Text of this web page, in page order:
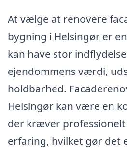
At vælge at renovere
bygning i Helsingør er
kan have stor
ejendommens værdi,
holdbarhed.
Helsingør kan være en
der kræver professionelt
erfaring, hvilket gør det